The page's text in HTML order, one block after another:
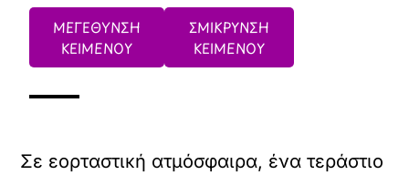
ΜΕΓΕΘΥΝΣΗ
ΚΕΙΜΕΝΟΥ
ΣΜΙΚΡΥΝΣΗ
ΚΕΙΜΕΝΟΥ
Σε εορταστική ατμόσφαιρα, ένα τεράστιο